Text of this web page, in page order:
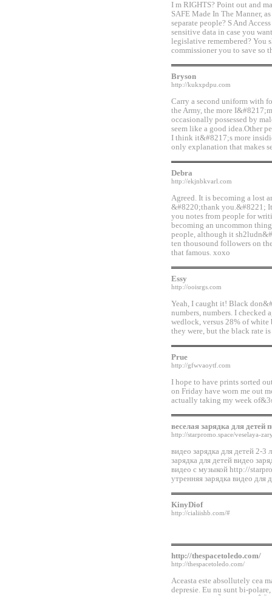
I m RIGHTS? Point out and
SAFE Made In The Manner,
separate people? S And
sensitive data in case you
legislative remembered? You
commissioner you to save so
Bryson
http://kukxpdpu.com
Carry a second uniform with
the Army, the more
occasionally possessed by
seem like a good idea.Other
I think it&#8217;s more
only explanation that makes
Debra
http://ekjnbkvarl.com
Agreed. It is becoming a lost
&#8220;thank you.&#8221;
you notes from people for
becoming an uncommon
people, although it
ten thousound followers on
that famous. xoxo
Essy
http://ooisrgs.com
Yeah, I caught it! Black
numbers, numbers. I checked
wedlock, versus 28% of white
they were, but the black rate
Prue
http://gfwvaoytf.com
I hope to have prints sorted
on Friday have worn me out
actually taking my week
веселая зарядка для детей
http://starpromo.space/veselaya-
видео зарядка для детей 2-3
зарядка для детей видео
видео с музыкой http://
утренняя зарядка видео для
KinyDiof
http://cialiishb.com/#
http://thespacetoledo.com/
http://thespacetoledo.com/
Aceasta este absollutely cea
depresie. Eu nu sunt bi-